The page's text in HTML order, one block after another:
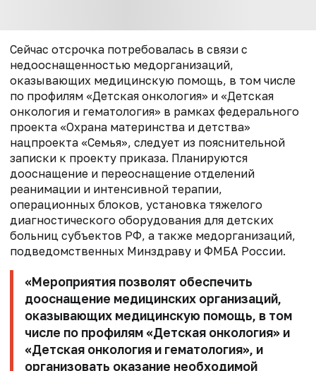
Сейчас отсрочка потребовалась в связи с
недооснащенностью медорганизаций,
оказывающих медицинскую помощь, в том числе
по профилям «Детская онкология» и «Детская
онкология и гематология» в рамках федерального
проекта «Охрана материнства и детства»
нацпроекта «Семья», следует из пояснительной
записки к проекту приказа. Планируются
дооснащение и переоснащение отделений
реанимации и интенсивной терапии,
операционных блоков, установка тяжелого
диагностического оборудования для детских
больниц субъектов РФ, а также медорганизаций,
подведомственных Минздраву и ФМБА России.
«Мероприятия позволят обеспечить
дооснащение медицинских организаций,
оказывающих медицинскую помощь, в том
числе по профилям «Детская онкология» и
«Детская онкология и гематология», и
организовать оказание необходимой